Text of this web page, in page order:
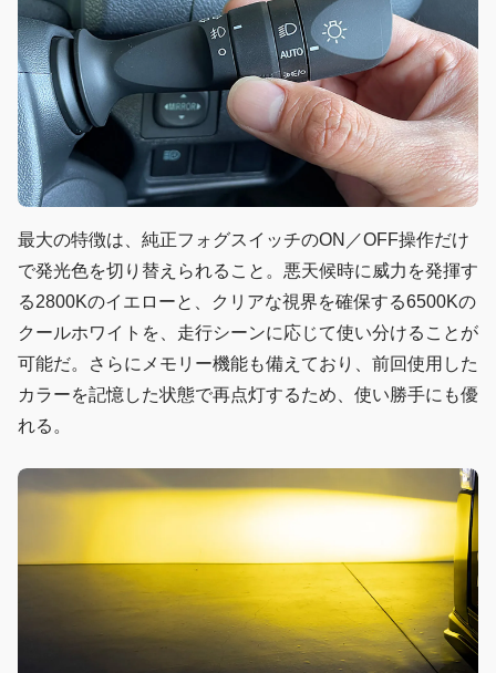
最大の特徴は、純正フォグスイッチのON／OFF操作だけ
で発光色を切り替えられること。悪天候時に威力を発揮す
る2800Kのイエローと、クリアな視界を確保する6500Kの
クールホワイトを、走行シーンに応じて使い分けることが
可能だ。さらにメモリー機能も備えており、前回使用した
カラーを記憶した状態で再点灯するため、使い勝手にも優
れる。